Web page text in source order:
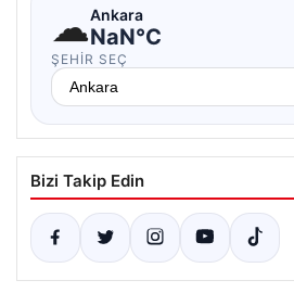
☁Ankara
NaN°C
ŞEHIR SEÇ
Bizi Takip Edin